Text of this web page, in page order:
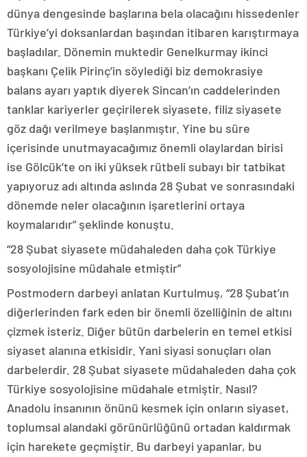
dünya dengesinde başlarına bela olacağını hissedenler
Türkiye’yi doksanlardan başından itibaren karıştırmaya
başladılar. Dönemin muktedir Genelkurmay ikinci
başkanı Çelik Pirinç’in söylediği biz demokrasiye
balans ayarı yaptık diyerek Sincan’ın caddelerinden
tanklar kariyerler geçirilerek siyasete, filiz siyasete
göz dağı verilmeye başlanmıştır. Yine bu süre
içerisinde unutmayacağımız önemli olaylardan birisi
ise Gölcük’te on iki yüksek rütbeli subayı bir tatbikat
yapıyoruz adı altında aslında 28 Şubat ve sonrasındaki
dönemde neler olacağının işaretlerini ortaya
koymalarıdır” şeklinde konuştu.
“28 Şubat siyasete müdahaleden daha çok Türkiye
sosyolojisine müdahale etmiştir”
Postmodern darbeyi anlatan Kurtulmuş, “28 Şubat’ın
diğerlerinden fark eden bir önemli özelliğinin de altını
çizmek isteriz. Diğer bütün darbelerin en temel etkisi
siyaset alanına etkisidir. Yani siyasi sonuçları olan
darbelerdir. 28 Şubat siyasete müdahaleden daha çok
Türkiye sosyolojisine müdahale etmiştir. Nasıl?
Anadolu insanının önünü kesmek için onların siyaset,
toplumsal alandaki görünürlüğünü ortadan kaldırmak
için harekete geçmiştir. Bu darbeyi yapanlar, bu